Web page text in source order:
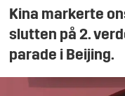
Kina markerte
slutten på 2.
parade i Beijing.